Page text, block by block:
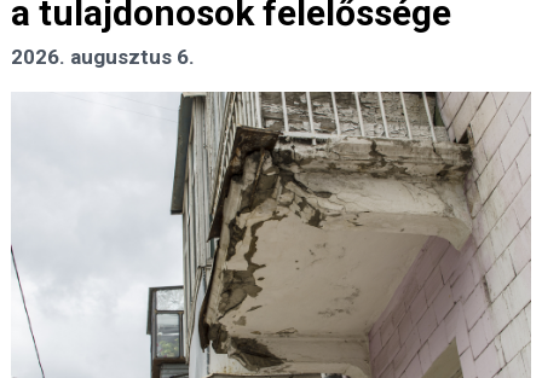
a tulajdonosok felelőssége
2026. augusztus 6.